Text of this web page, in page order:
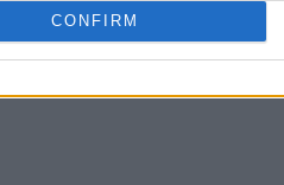
CONFIRM